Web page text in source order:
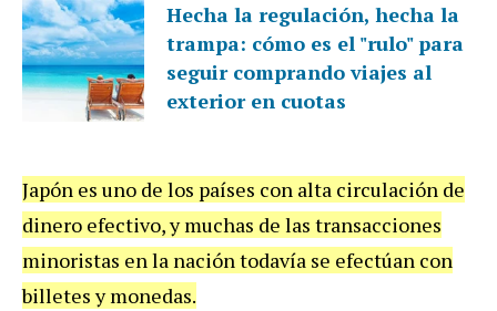
Hecha la regulación, hecha la
trampa: cómo es el "rulo" para
seguir comprando viajes al
exterior en cuotas
Japón es uno de los países con alta circulación de
dinero efectivo, y muchas de las transacciones
minoristas en la nación todavía se efectúan con
billetes y monedas.